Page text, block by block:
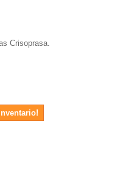
Crisoprasa.